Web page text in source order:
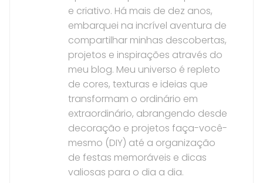
e criativo. Há mais de dez anos,
embarquei na incrível aventura de
compartilhar minhas descobertas,
projetos e inspirações através do
meu blog. Meu universo é repleto
de cores, texturas e ideias que
transformam o ordinário em
extraordinário, abrangendo desde
decoração e projetos faça-você-
mesmo (DIY) até a organização
de festas memoráveis e dicas
valiosas para o dia a dia.